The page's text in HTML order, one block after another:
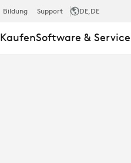
Bildung Support DE,DE
KaufenSoftware &